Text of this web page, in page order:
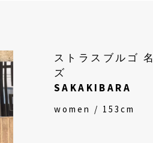
ストラスブルゴ
ズ
SAKAKIBARA
women / 153cm